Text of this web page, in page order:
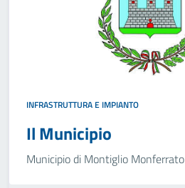
INFRASTRUTTURA E IMPIANTO
Il Municipio
Municipio di Montiglio Monferrato